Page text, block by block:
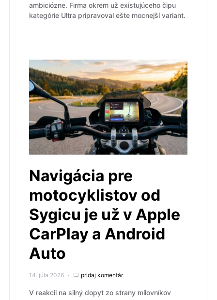
ambiciózne. Firma okrem už existujúceho čipu
kategórie Ultra pripravoval ešte mocnejší variant.
Navigácia pre
motocyklistov od
Sygicu je už v Apple
CarPlay a Android
Auto
14. júla 2026 pridaj komentár
V reakcii na silný dopyt zo strany milovníkov